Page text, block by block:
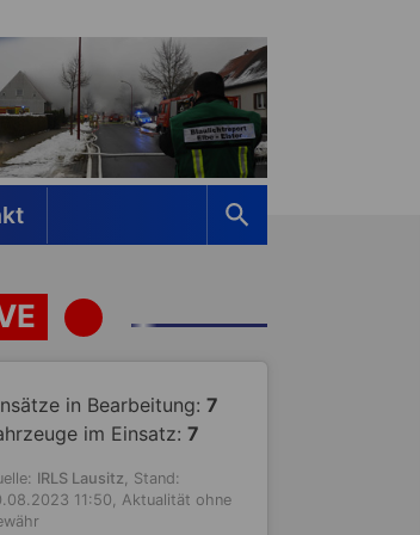
in Bearbeitung: 7
im Einsatz: 7
IRLS Lausitz, Stand:
11:50, Aktualität ohne